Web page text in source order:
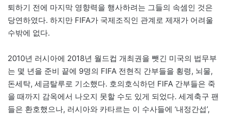
퇴하기 전에 마지막 영향력을 행사하려는 그들의 속셈인 것은
당연하였다. 하지만 FIFA가 국제조직인 관계로 제재가 어려울
수밖에 없다.
2010년 러시아에 2018년 월드컵 개최권을 뺏긴 미국의 법무부
는 몇 년을 준비 끝에 9명의 FIFA 전현직 간부들을 횡령, 뇌물,
돈세탁, 세금탈루로 기소했다. 호의호식하던 FIFA 간부들은 죽
을 때까지 감옥에서 나오지 못할 수도 있게 되었다. 세계축구 팬
들은 환호했으나, 러시아와 카타르는 이 수사들에 ‘내정간섭’,